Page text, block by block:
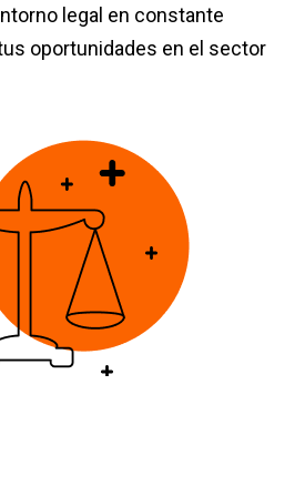
legal en constante
oportunidades en el sector